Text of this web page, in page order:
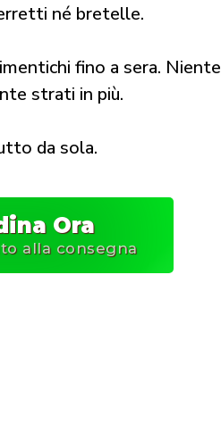
né bretelle.
fino a sera. Niente
strati in più.
da sola.
Ora
alla consegna